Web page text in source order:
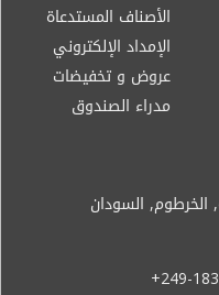
الأصناف المستدعاة
الإمداد الإلكتروني
عروض و تخفيضات
مدراء الصندوق
+249-